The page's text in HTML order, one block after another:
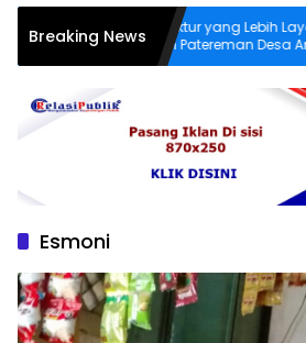
Breaking News
Demi Infrastruktur yang Lebih Layak,
Warga Dusun Patereman Desa
Lakukan Swadaya Perbaiki Jalan Rusak
Esmoni